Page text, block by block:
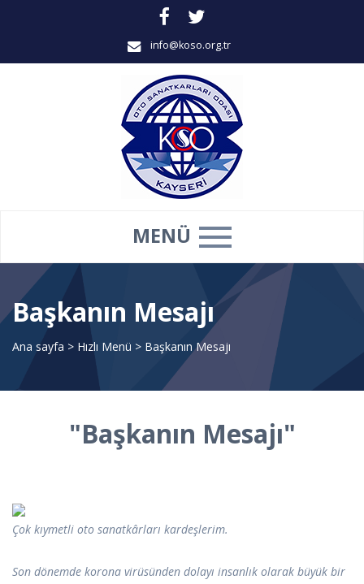
info@koso.org.tr
MENÜ
Başkanın Mesajı
Ana sayfa > Hızlı Menü > Başkanın Mesajı
"Başkanın Mesajı"
Çok kıymetli oto sanatkârları kardeşlerim.
Son dönemde korona virüsünden dolayı insanlık olarak büyük bir